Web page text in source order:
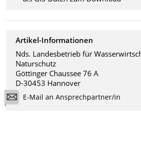
Artikel-Informationen
Nds. Landesbetrieb für
Naturschutz
Göttinger Chaussee 76 A
D-30453 Hannover
E-Mail an Ansprechpartner/in